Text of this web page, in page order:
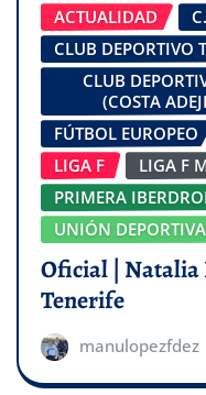
ACTUALIDAD
CLUB DEPORTIVO
CLUB
(COSTA
FÚTBOL EUROPEO
LIGA F
LIGA F
PRIMERA
UNIÓN
Oficial | Natalia
Tenerife
manulopezfdez